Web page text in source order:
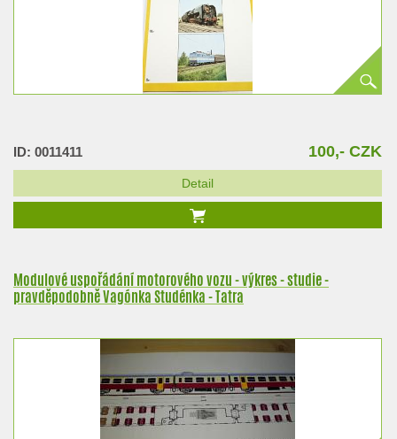
ID: 0011411 100,- CZK
Detail
Modulové uspořádání motorového vozu - výkres - studie -
pravděpodobně Vagónka Studénka - Tatra